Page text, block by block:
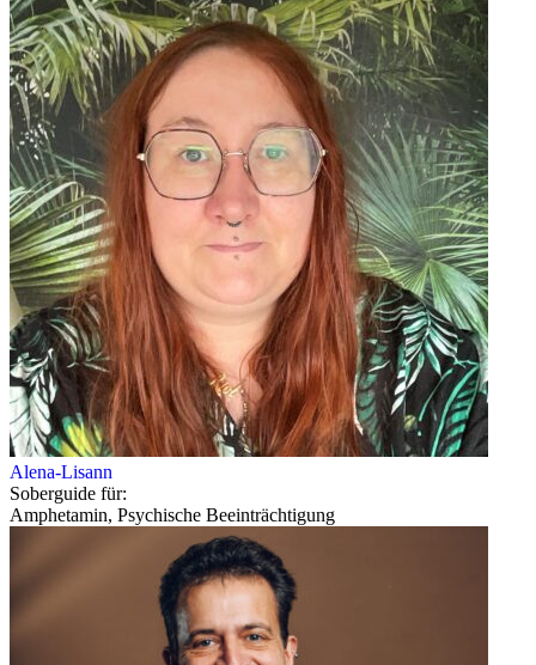
Alena-Lisann
Soberguide für:
Amphetamin, Psychische Beeinträchtigung